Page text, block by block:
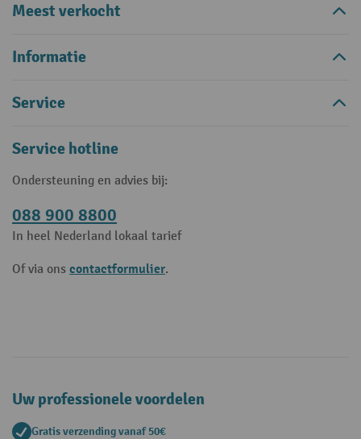
Meest verkocht
Informatie
Service
Service hotline
Ondersteuning en advies bij:
088 900 8800
In heel Nederland lokaal tarief
Of via ons contactformulier.
Uw professionele voordelen
Gratis verzending vanaf 50€